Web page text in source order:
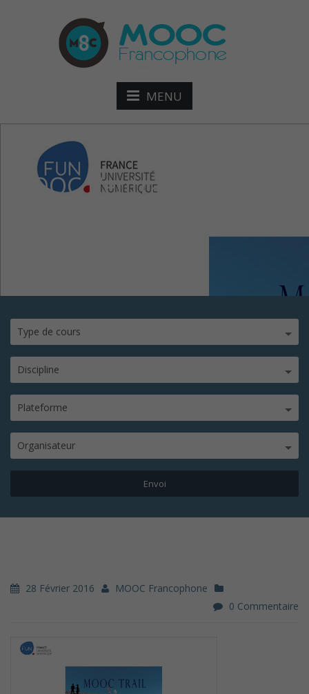
MENU
MOOC L’entraînement
Type de cours
Discipline
Plateforme
Organisateur
28 Février 2016
MOOC Francophone
0 Commentaire